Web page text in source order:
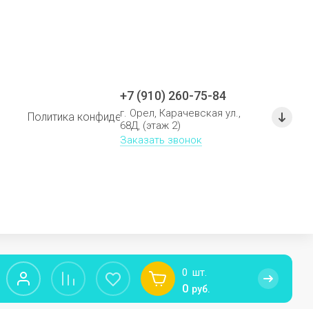
Политика конфиденциальности Политика
+7 (910) 260-75-84
г. Орел, Карачевская ул.,
68Д, (этаж 2)
Заказать звонок
0 шт.
0 руб.